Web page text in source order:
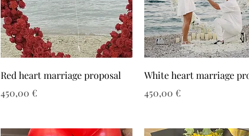
Red heart marriage proposal
Τιμή
450,00 €
White heart marriage
Τιμή
450,00 €